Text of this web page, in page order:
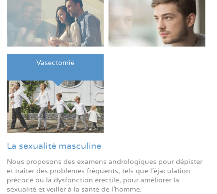
Vasectomie
La sexualité masculine
Nous proposons des examens andrologiques pour dépister
et traiter des problèmes fréquents, tels que l'éjaculation
précoce ou la dysfonction érectile, pour améliorer la
sexualité et veiller à la santé de l'homme.